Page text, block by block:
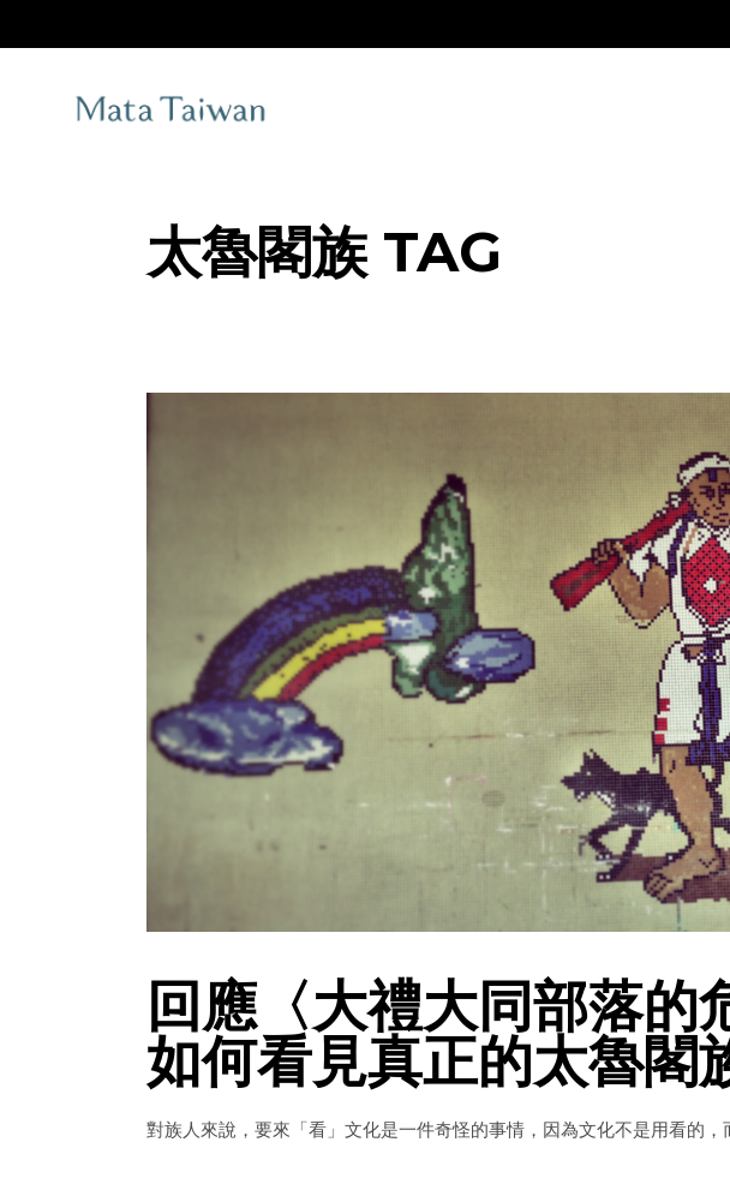
the
太魯閣族 TAG
回應〈大禮大同部落的
如何看見真正的太魯閣
對族人來說，要來「看」文化是一件奇怪的事情，因為文化不是用看的